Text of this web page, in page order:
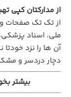
از مدارکتان کپی
از تک تک صفحات و
ملی، اسناد
آن ها را نزد
دچار دردسر و
بیشتر